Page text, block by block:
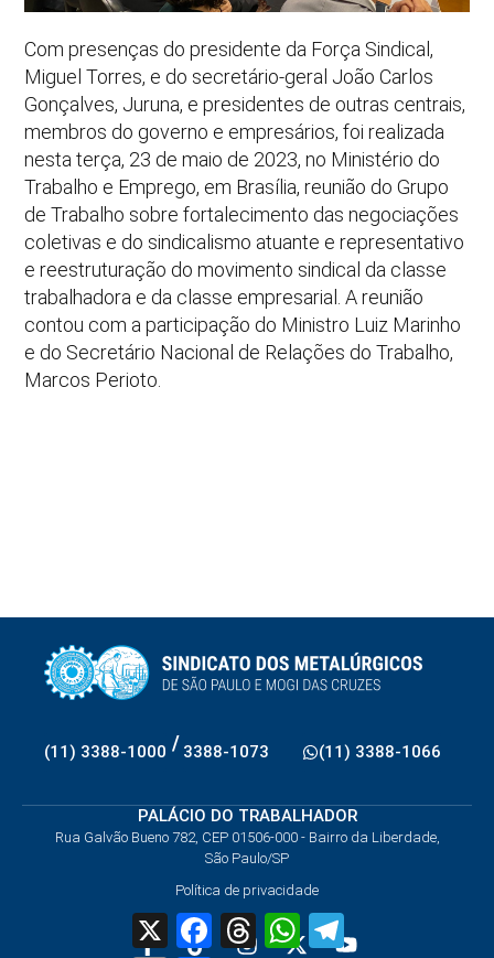
Com presenças do presidente da Força Sindical,
Miguel Torres, e do secretário-geral João Carlos
Gonçalves, Juruna, e presidentes de outras centrais,
membros do governo e empresários, foi realizada
nesta terça, 23 de maio de 2023, no Ministério do
Trabalho e Emprego, em Brasília, reunião do Grupo
de Trabalho sobre fortalecimento das negociações
coletivas e do sindicalismo atuante e representativo
e reestruturação do movimento sindical da classe
trabalhadora e da classe empresarial. A reunião
contou com a participação do Ministro Luiz Marinho
e do Secretário Nacional de Relações do Trabalho,
Marcos Perioto.
(11) 3388-1000 / 3388-1073 (11) 3388-1066
PALÁCIO DO TRABALHADOR
Rua Galvão Bueno 782, CEP 01506-000 - Bairro da Liberdade,
São Paulo/SP
Política de privacidade
X FacebookThreadsWhatsApp